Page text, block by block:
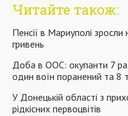
Читайте також:
Пенсії в Мариуполі
гривень
Доба в ООС: окупанти 7
один воїн поранений та 8
У Донецькій області з
рідкісних первоцвітів